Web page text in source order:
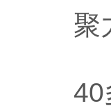
聚力
40多